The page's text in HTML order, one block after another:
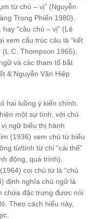
từ chủ – vị” (Nguyễn
Trọng Phiến 1980),
“câu chủ – vị” (Lê
xem cấu trúc câu là “kết
Thompson 1965),
và các tham tố bắt
& Nguyễn Văn Hiệp
hai luồng ý kiến chính.
một sự tình, với chủ
ngữ biểu thị hành
(1936) xem chủ từ biểu
từ/tính từ chỉ “cái thể”
động, quá trình).
coi chủ từ là “chủ
định nghĩa chủ ngữ là
chứa đặc trưng được nói
Theo cách hiểu này,